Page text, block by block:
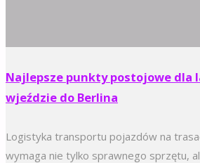
Najlepsze punkty postojowe dla
wjeździe do Berlina
Logistyka transportu pojazdów na
wymaga nie tylko sprawnego sprzętu,